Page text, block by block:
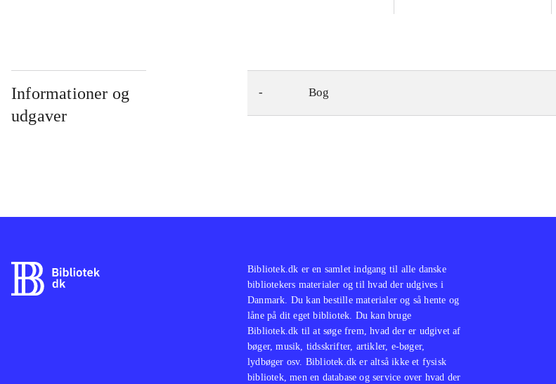
Informationer og
udgaver
- Bog
Bibliotek.dk er en samlet indgang til alle danske
bibliotekers materialer og til hvad der udgives i
Danmark. Du kan bestille materialer og så hente og
låne på dit eget bibliotek. Du kan bruge
Bibliotek.dk til at søge frem, hvad der er udgivet af
bøger, musik, tidsskrifter, artikler, e-bøger,
lydbøger osv. Bibliotek.dk er altså ikke et fysisk
bibliotek, men en database og service over hvad der